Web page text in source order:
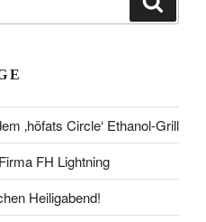
‚höfats Circle‘ Ethanol-Grill
FH Lightning
Heiligabend!